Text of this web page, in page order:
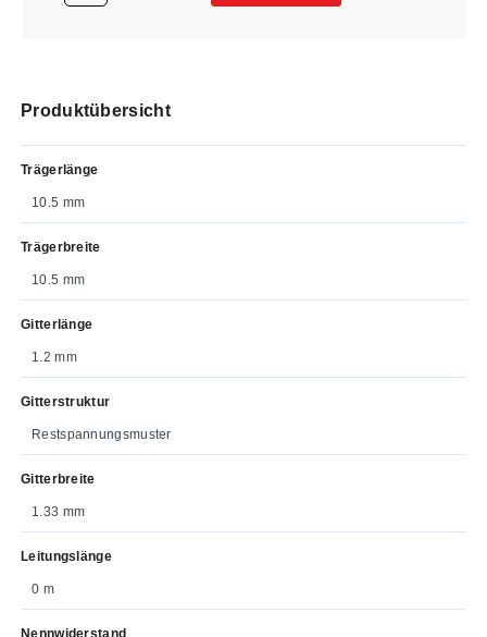
Produktübersicht
Trägerlänge
10.5 mm
Trägerbreite
10.5 mm
Gitterlänge
1.2 mm
Gitterstruktur
Restspannungsmuster
Gitterbreite
1.33 mm
Leitungslänge
0 m
Nennwiderstand